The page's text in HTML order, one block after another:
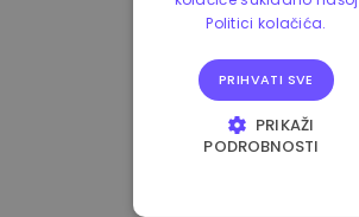
Politici kolačića.
PRIHVATI SVE
PRIKAŽI
PODROBNOSTI